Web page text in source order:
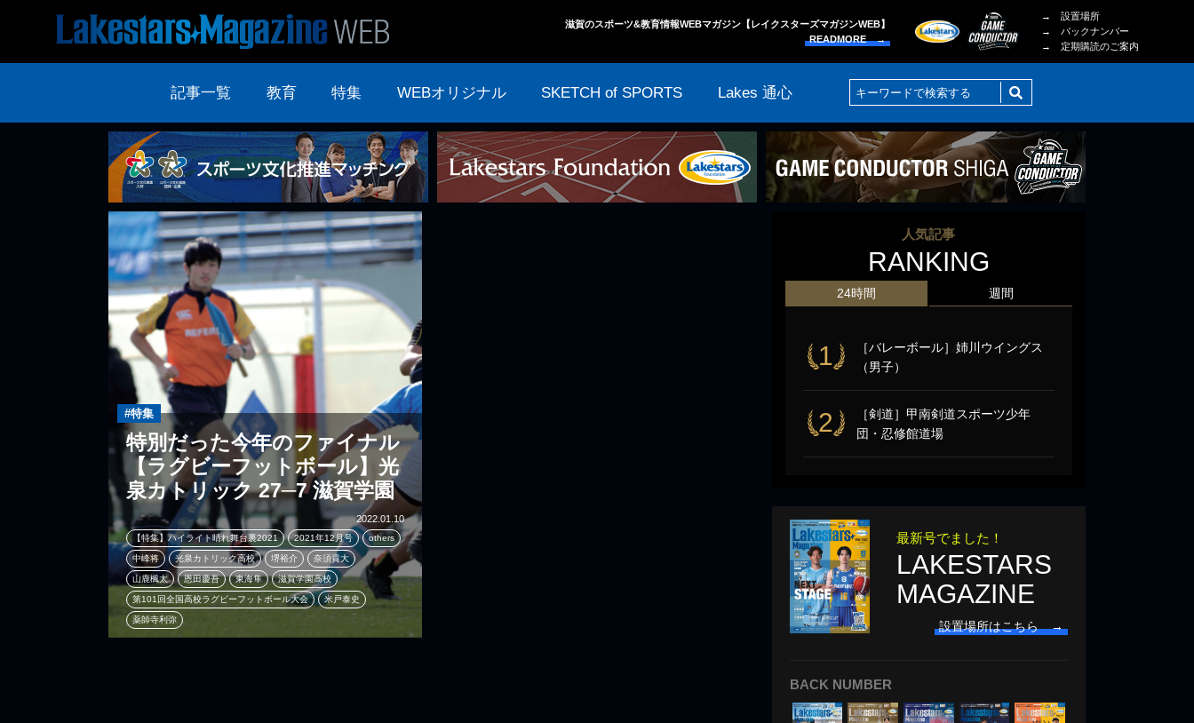
滋賀のスポーツ&教育情報WEBマガジン【レイクスターズマガジンWEB】
READMORE →
→ 設置場所
→ バックナンバー
→ 定期購読のご案内
記事一覧 教育 特集 WEBオリジナル SKETCH of SPORTS Lakes 通心
#特集
特別だった今年のファイナル
【ラグビーフットボール】光
泉カトリック 27─7 滋賀学園
2022.01.10
【特集】ハイライト晴れ舞台裏2021 2021年12月号 others
中峰将 光泉カトリック高校 堺裕介 奈須貴大
山鹿楓太 恩田慶吾 東海隼 滋賀学園高校
第101回全国高校ラグビーフットボール大会 米戸泰史
薬師寺利弥
人気記事
RANKING
24時間
1
［バレーボール］姉川ウイングス
（男子）
2
［剣道］甲南剣道スポーツ少年
団・忍修館道場
週間
最新号でました！
LAKESTARS
MAGAZINE
設置場所はこちら →
BACK NUMBER